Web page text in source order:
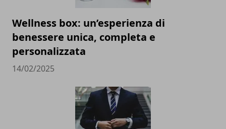
Wellness box: un’esperienza di
benessere unica, completa e
personalizzata
14/02/2025